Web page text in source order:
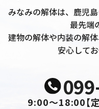
みなみの解体は、鹿児
最先端
建物の解体や内装の解
安心して
9:00～18:00【